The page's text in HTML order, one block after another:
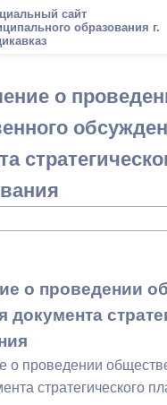
сайт
образования г.
о
о проведении
документа
о проведении
стратегического